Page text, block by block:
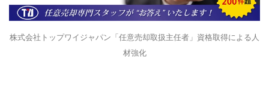
株式会社トップワイジャパン「任意売却取扱主任者」資格取得による人
材強化